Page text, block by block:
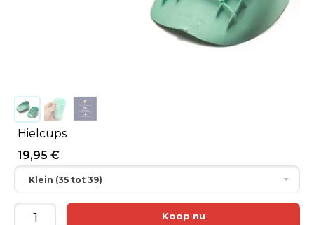
Hielcups
19,95 €
Klein (35 tot 39)